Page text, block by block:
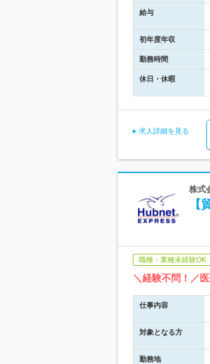
給与
初年度年収
勤務時間
休日・休暇
求人詳細を見る
株式
【
職種・業種未経験OK
＼経験不問！／
仕事内容
対象となる方
勤務地